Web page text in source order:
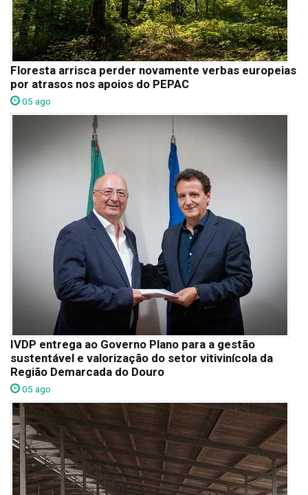
Floresta arrisca perder novamente verbas europeias
por atrasos nos apoios do PEPAC
05 ago
IVDP entrega ao Governo Plano para a gestão
sustentável e valorização do setor vitivinícola da
Região Demarcada do Douro
05 ago